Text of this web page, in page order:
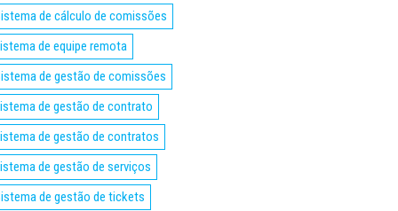
de cálculo de comissões
de equipe remota
de gestão de comissões
de gestão de contrato
de gestão de contratos
de gestão de serviços
de gestão de tickets